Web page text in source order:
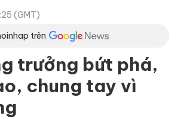
(GMT)
trên
trưởng bứt phá,
chung tay vì